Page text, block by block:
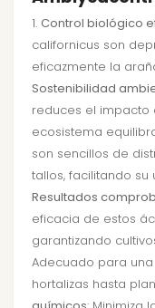
1. Control biológico
californicus son
eficazmente la
Sostenibilidad
reduces el impacto
ecosistema
son sencillos de
tallos, facilitando su
Resultados
eficacia de estos
garantizando
Adecuado para
hortalizas hasta